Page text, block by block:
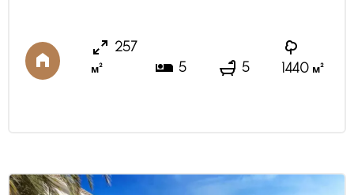
улице, в пешей доступности до моря и пляжей.
Просторная гостиная, полностью оборудованная
257
м²
5 5 1440 м²